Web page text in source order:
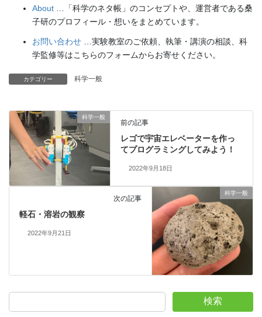
About …「科学のネタ帳」のコンセプトや、運営者である桑
子研のプロフィール・想いをまとめています。
お問い合わせ …実験教室のご依頼、執筆・講演の相談、科
学監修等はこちらのフォームからお寄せください。
カテゴリー 科学一般
科学一般
前の記事
レゴで宇宙エレベーターを作っ
てプログラミングしてみよう！
2022年9月18日
科学一般
次の記事
軽石・溶岩の観察
2022年9月21日
検索